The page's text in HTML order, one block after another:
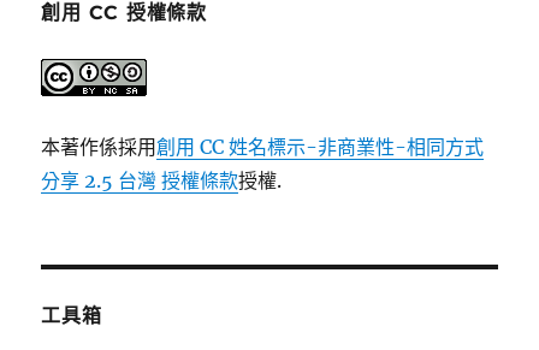
創用 CC 授權條款
本著作係採用創用 CC 姓名標示-非商業性-相同方式
分享 2.5 台灣 授權條款授權.
工具箱